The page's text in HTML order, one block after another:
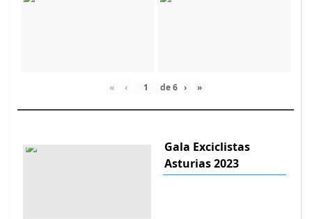
« ‹ de6 › »
Gala Exciclistas
Asturias 2023